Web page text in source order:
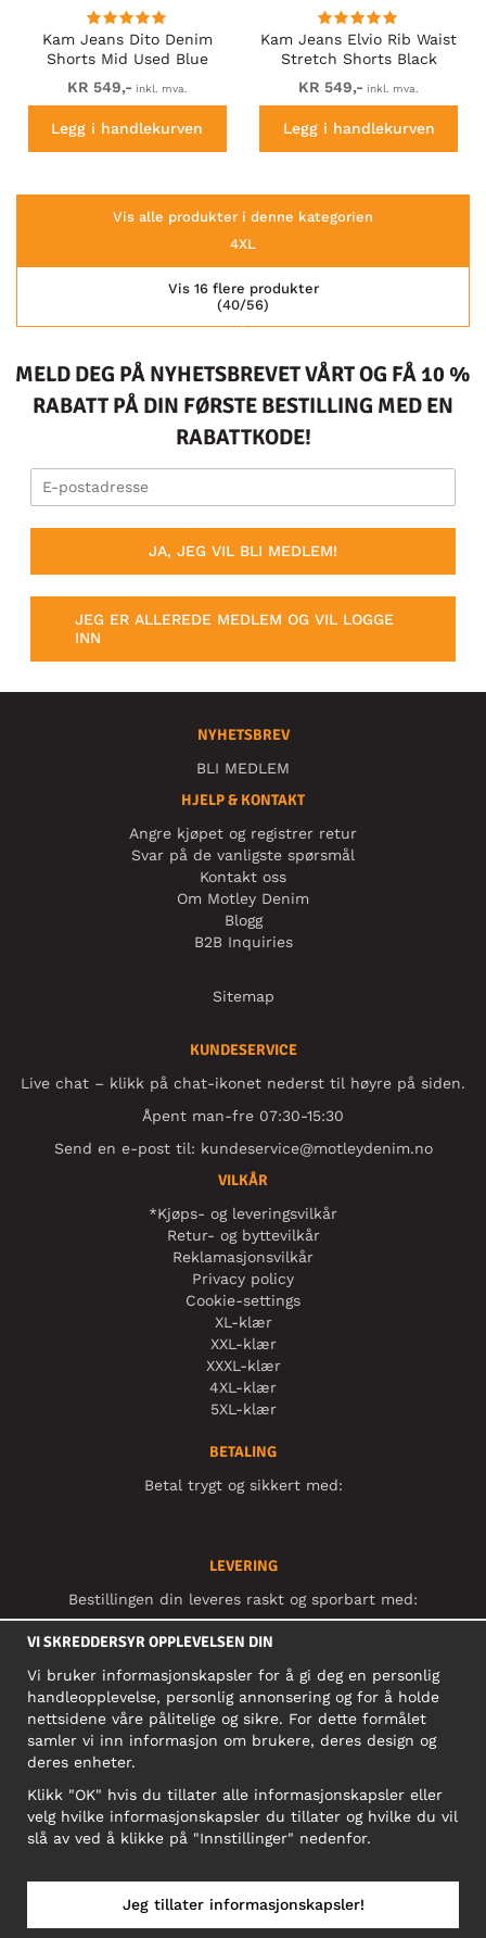
Kam Jeans Dito Denim
Shorts Mid Used Blue
KR 549,- inkl. mva.
Legg i handlekurven
Kam Jeans Elvio Rib Waist
Stretch Shorts Black
KR 549,- inkl. mva.
Legg i handlekurven
Vis alle produkter i denne kategorien
4XL
(40/56)
Vis 16 flere produkter
MELD DEG PÅ NYHETSBREVET VÅRT OG FÅ 10 %
RABATT PÅ DIN FØRSTE BESTILLING MED EN
RABATTKODE!
JA, JEG VIL BLI MEDLEM!
JEG ER ALLEREDE MEDLEM OG VIL LOGGE
INN
NYHETSBREV
BLI MEDLEM
HJELP & KONTAKT
Angre kjøpet og registrer retur
Svar på de vanligste spørsmål
Kontakt oss
Om Motley Denim
Blogg
B2B Inquiries
Sitemap
KUNDESERVICE
Live chat – klikk på chat-ikonet nederst til høyre på siden.
Åpent man-fre 07:30-15:30
Send en e-post til: kundeservice@motleydenim.no
VILKÅR
*Kjøps- og leveringsvilkår
Retur- og byttevilkår
Reklamasjonsvilkår
Privacy policy
Cookie-settings
XL-klær
XXL-klær
XXXL-klær
4XL-klær
5XL-klær
BETALING
Betal trygt og sikkert med:
LEVERING
Bestillingen din leveres raskt og sporbart med:
SOSIALE MEDIER
Motley Denim Norge AS
911 891 581 MVA
NB! Ikke bruk denne adressen til å sende produkter i retur!
VI SKREDDERSYR OPPLEVELSEN DIN
Vi bruker informasjonskapsler for å gi deg en personlig
handleopplevelse, personlig annonsering og for å holde
nettsidene våre pålitelige og sikre. For dette formålet
samler vi inn informasjon om brukere, deres design og
deres enheter.
Klikk "OK" hvis du tillater alle informasjonskapsler eller
velg hvilke informasjonskapsler du tillater og hvilke du vil
slå av ved å klikke på "Innstillinger" nedenfor.
Jeg tillater informasjonskapsler!